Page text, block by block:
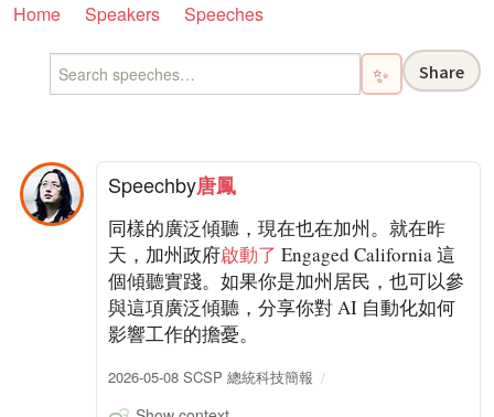
Home Speakers Speeches
✨ Share
Speechby唐鳳
同樣的廣泛傾聽，現在也在加州。就在昨
天，加州政府啟動了 Engaged California 這
個傾聽實踐。如果你是加州居民，也可以參
與這項廣泛傾聽，分享你對 AI 自動化如何
影響工作的擔憂。
2026-05-08 SCSP 總統科技簡報